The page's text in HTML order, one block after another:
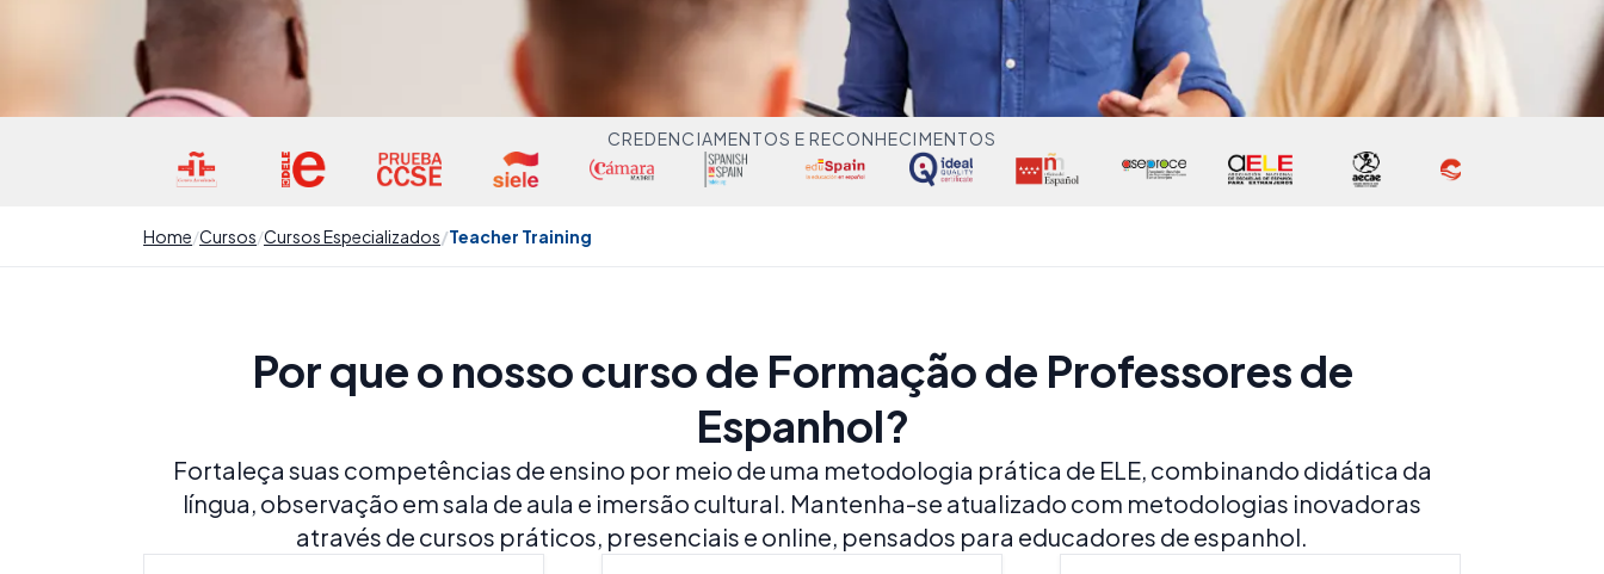
CREDENCIAMENTOS E RECONHECIMENTOS
Home Cursos Cursos Especializados Teacher Training
Por que o nosso curso de Formação de Professores de
Espanhol?
Fortaleça suas competências de ensino por meio de uma metodologia prática de ELE, combinando didática da
língua, observação em sala de aula e imersão cultural. Mantenha-se atualizado com metodologias inovadoras
através de cursos práticos, presenciais e online, pensados para educadores de espanhol.